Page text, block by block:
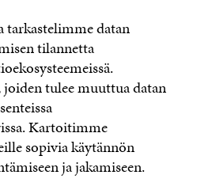
tarkastelimme datan
tilannetta
tulee muuttua datan
Kartoitimme
sopivia käytännön
ja jakamiseen.